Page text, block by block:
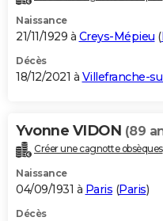
Naissance
21/11/1929 à Creys-Mépieu (
Décès
18/12/2021 à Villefranche-
Yvonne VIDON (89
Créer une cagnotte obsèques
Naissance
04/09/1931 à Paris (Paris)
Décès